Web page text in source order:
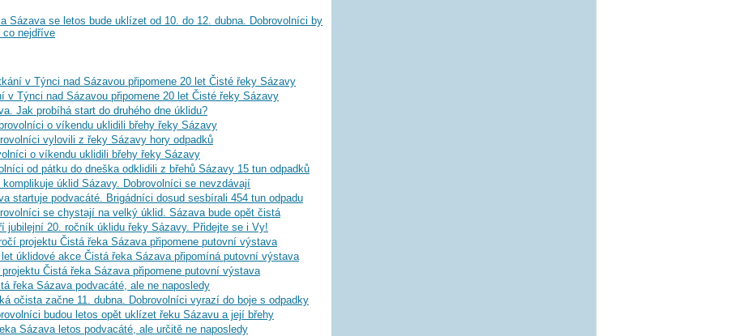
Sázava se letos bude uklízet od 10. do 12. dubna. Dobrovolníci by
co nejdříve
v Týnci nad Sázavou připomene 20 let Čisté řeky Sázavy
v Týnci nad Sázavou připomene 20 let Čisté řeky Sázavy
Jak probíhá start do druhého dne úklidu?
o víkendu uklidili břehy řeky Sázavy
vylovili z řeky Sázavy hory odpadků
o víkendu uklidili břehy řeky Sázavy
od pátku do dneška odklidili z břehů Sázavy 15 tun odpadků
úklid Sázavy. Dobrovolníci se nevzdávají
startuje podvacáté. Brigádníci dosud sesbírali 454 tun odpadu
se chystají na velký úklid. Sázava bude opět čistá
jubilejní 20. ročník úklidu řeky Sázavy. Přidejte se i Vy!
projektu Čistá řeka Sázava připomene putovní výstava
úklidové akce Čistá řeka Sázava připomíná putovní výstava
Čistá řeka Sázava připomene putovní výstava
řeka Sázava podvacáté, ale ne naposledy
očista začne 11. dubna. Dobrovolníci vyrazí do boje s odpadky
budou letos opět uklízet řeku Sázavu a její břehy
Sázava letos podvacáté, ale určitě ne naposledy